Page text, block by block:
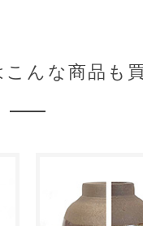
んな商品も